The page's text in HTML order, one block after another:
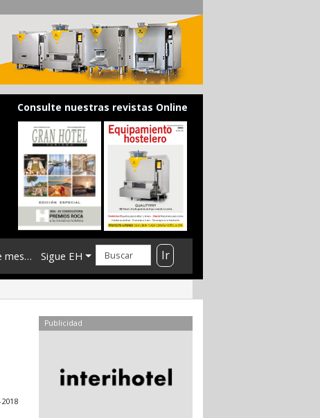
Consulte nuestras revistas Online
mes… Sigue EH Ir
Publicidad